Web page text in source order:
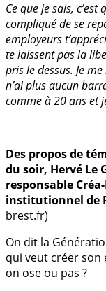
Ce que je sais,
compliqué de se
employeurs
te laissent pas la
pris le dessus. Je
n’ai plus aucun
comme à 20 ans et
Des propos de
du soir, Hervé Le
responsable
institutionnel de
brest.fr)
On dit la
qui veut créer
on ose ou pas ?